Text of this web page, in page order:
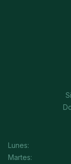
Lunes:
Martes: